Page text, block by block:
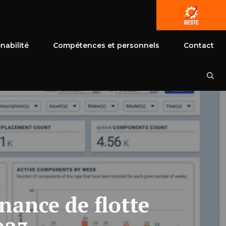
Compétences et personnels Contact
de flotte